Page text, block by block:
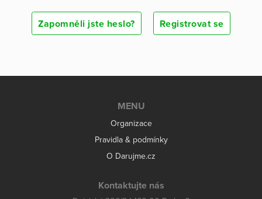
Zapomněli jste heslo? Registrovat se
MENU
Organizace
Pravidla & podmínky
O Darujme.cz
Kontaktujte nás